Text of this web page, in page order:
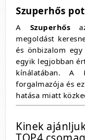
Szuperhős
A Szuperhős
megoldást
és önbizalom
egyik legjobban
kínálatában. A
forgalmazója és
hatása miatt
Kinek